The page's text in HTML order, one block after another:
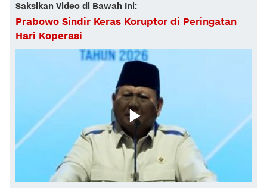
Saksikan Video di Bawah Ini:
Prabowo Sindir Keras Koruptor di Peringatan
Hari Koperasi